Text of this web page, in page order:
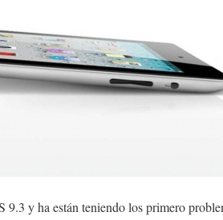
y ha están teniendo los primero